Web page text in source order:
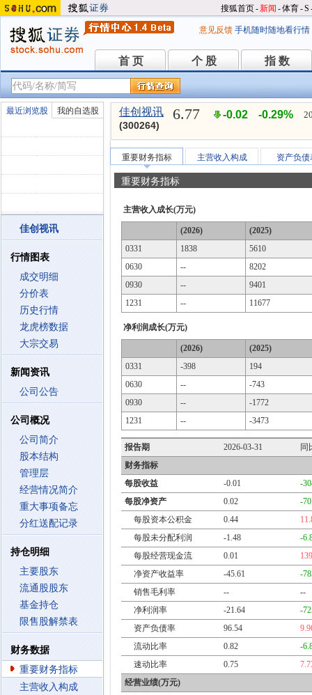
搜狐首页-新闻 -体育-S
意见反馈 手机随时随地看行情
首 页
首 页 个 股
个 股 指 数
指 数
最近浏览股 我的自选股
佳创视讯
行情图表
成交明细
分价表
历史行情
龙虎榜数据
大宗交易
新闻资讯
公司公告
公司概况
公司简介
股本结构
管理层
经营情况简介
重大事项备忘
分红送配记录
持仓明细
主要股东
流通股股东
基金持仓
限售股解禁表
财务数据
重要财务指标
主营收入构成
佳创视讯
(300264)
6.77 -0.02 -0.29%
重要财务指标 主营收入构成 资产负债
重要财务指标
主营收入成长(万元)
(2026)
(2025)
0331
1838
5610
0630
--
8202
0930
--
9401
1231
-- 11677
净利润成长(万元)
(2026)
(2025)
0331
-398
194
0630
--
-743
0930
--
-1772
1231
-- -3473
报告期 2026-03-31
同
财务指标
每股收益
-0.01
-
每股净资产
0.02
-
每股资本公积金
0.44
每股未分配利润
-1.48
-
每股经营现金流
0.01
净资产收益率
-45.61
-
销售毛利率
--
--
净利润率
-21.64
-
资产负债率
96.54
流动比率
0.82
-
速动比率
0.75
经营业绩(万元)